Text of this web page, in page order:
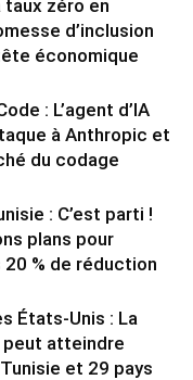
taux zéro en
d’inclusion
économique
: L’agent d’IA
à Anthropic et
du codage
: C’est parti !
plans pour
% de réduction
États-Unis : La
atteindre
et 29 pays